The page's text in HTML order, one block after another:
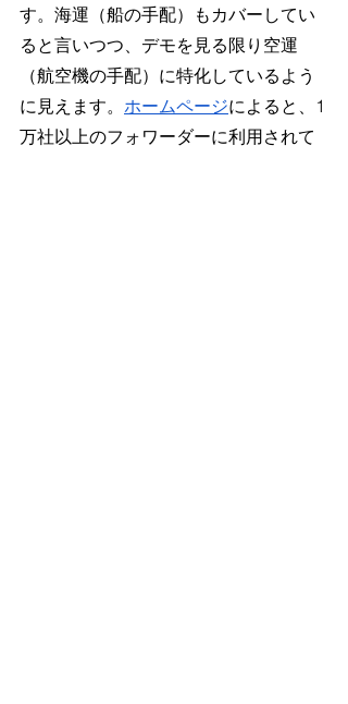
す。海運（船の手配）もカバーしてい
ると言いつつ、デモを見る限り空運
（航空機の手配）に特化しているよう
に見えます。 ホームページによると、1
万社以上のフォワーダーに利用されて